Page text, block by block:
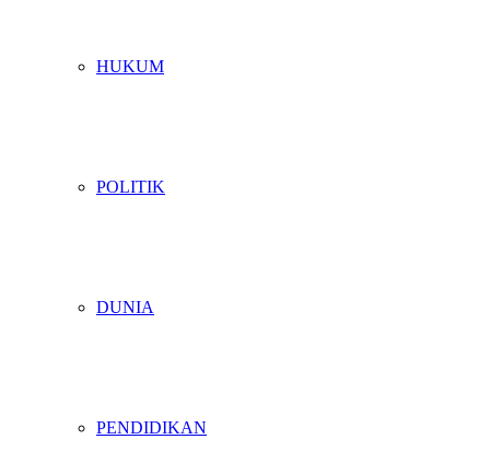
HUKUM
POLITIK
DUNIA
PENDIDIKAN